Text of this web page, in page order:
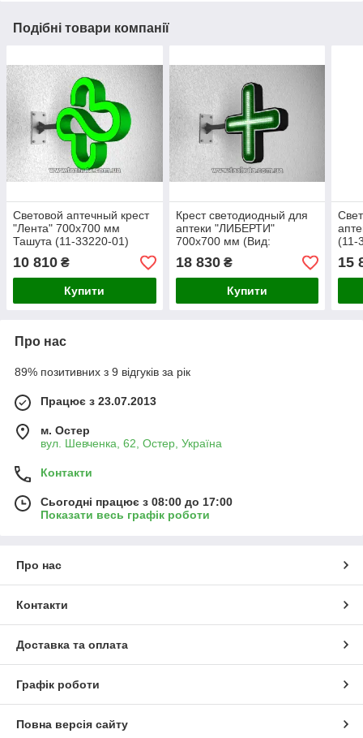
Подібні товари компанії
Световой аптечный крест
"Лента" 700х700 мм
Ташута (11-33220-01)
10 810 ₴
Купити
Крест светодиодный для
аптеки "ЛИБЕРТИ"
700х700 мм (Вид:
Двухсторонний; )
18 830₴
Купити
(11-
15
Про нас
89% позитивних з 9 відгуків за рік
Працює з 23.07.2013
м. Остер
вул. Шевченка, 62, Остер, Україна
Контакти
Сьогодні працює з 08:00 до 17:00
Показати весь графік роботи
Про нас
Контакти
Доставка та оплата
Графік роботи
Повна версія сайту